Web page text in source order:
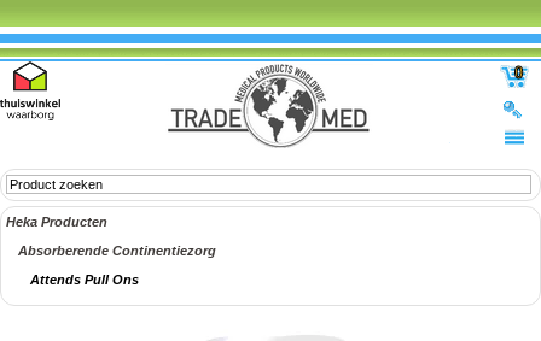
0
Heka Producten
Absorberende Continentiezorg
Attends Pull Ons